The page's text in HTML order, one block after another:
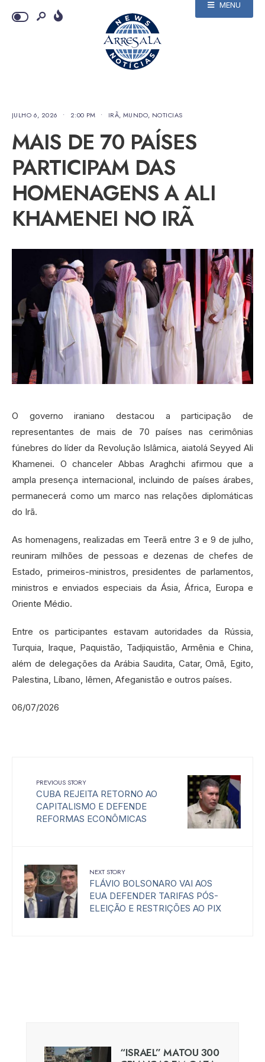
MENU
JULHO 6, 2026 • 2:00 PM • IRÃ, MUNDO, NOTICIAS
MAIS DE 70 PAÍSES
PARTICIPAM DAS
HOMENAGENS A ALI
KHAMENEI NO IRÃ
O governo iraniano destacou a participação de
representantes de mais de 70 países nas cerimônias
fúnebres do líder da Revolução Islâmica, aiatolá Seyyed Ali
Khamenei. O chanceler Abbas Araghchi afirmou que a
ampla presença internacional, incluindo de países árabes,
permanecerá como um marco nas relações diplomáticas
do Irã.
As homenagens, realizadas em Teerã entre 3 e 9 de julho,
reuniram milhões de pessoas e dezenas de chefes de
Estado, primeiros-ministros, presidentes de parlamentos,
ministros e enviados especiais da Ásia, África, Europa e
Oriente Médio.
Entre os participantes estavam autoridades da Rússia,
Turquia, Iraque, Paquistão, Tadjiquistão, Armênia e China,
além de delegações da Arábia Saudita, Catar, Omã, Egito,
Palestina, Líbano, Iêmen, Afeganistão e outros países.
06/07/2026
PREVIOUS STORY
CUBA REJEITA RETORNO AO
CAPITALISMO E DEFENDE
REFORMAS ECONÔMICAS
NEXT STORY
FLÁVIO BOLSONARO VAI AOS
EUA DEFENDER TARIFAS PÓS-
ELEIÇÃO E RESTRIÇÕES AO PIX
“ISRAEL” MATOU 300